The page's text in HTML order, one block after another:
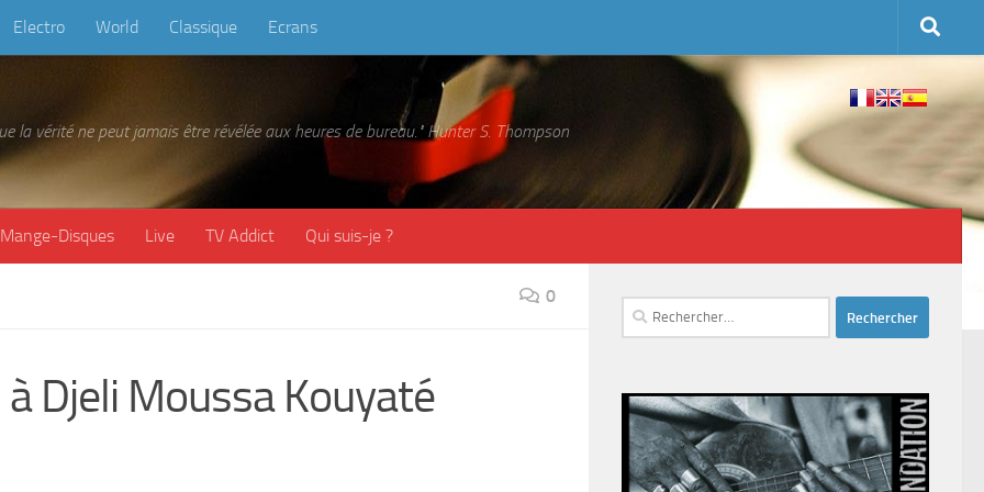
Electro World Classique Ecrans
la vérité ne peut jamais être révélée aux heures de bureau." Hunter S. Thompson
Mange-Disques Live TV Addict Qui suis-je ?
0
à Djeli Moussa Kouyaté
Rechercher :